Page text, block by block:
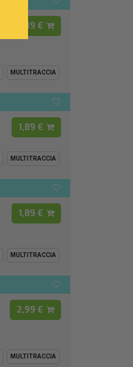
1,89 €
MULTITRACCIA
1,89 €
MULTITRACCIA
1,89 €
MULTITRACCIA
2,99 €
MULTITRACCIA